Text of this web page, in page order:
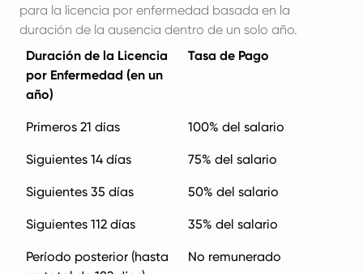
para la licencia por enfermedad basada en la
duración de la ausencia dentro de un solo año.
Duración de la Licencia
por Enfermedad (en un
año)
Tasa de Pago
Primeros 21 días 100% del salario
Siguientes 14 días 75% del salario
Siguientes 35 días 50% del salario
Siguientes 112 días 35% del salario
Período posterior (hasta
No remunerado